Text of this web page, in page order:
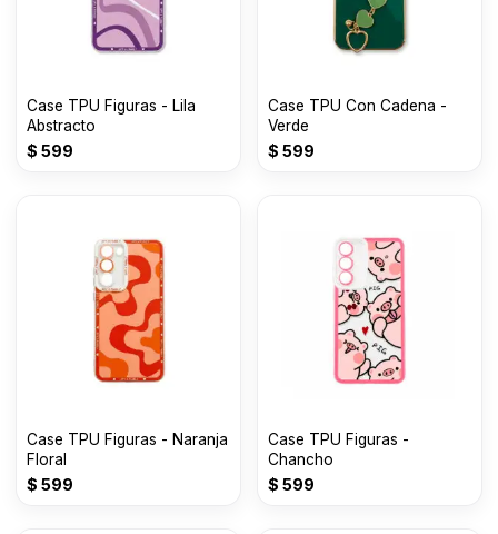
Case TPU Figuras - Lila
Abstracto
$ 599
Case TPU Con Cadena -
Verde
$ 599
Case TPU Figuras - Naranja
Floral
$ 599
Case TPU Figuras -
Chancho
$ 599